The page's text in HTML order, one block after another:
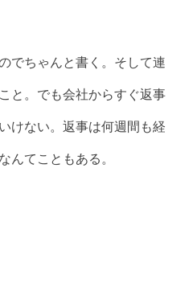
でちゃんと書く。そして連
と。でも会社からすぐ返事
けない。返事は何週間も経
んてこともある。